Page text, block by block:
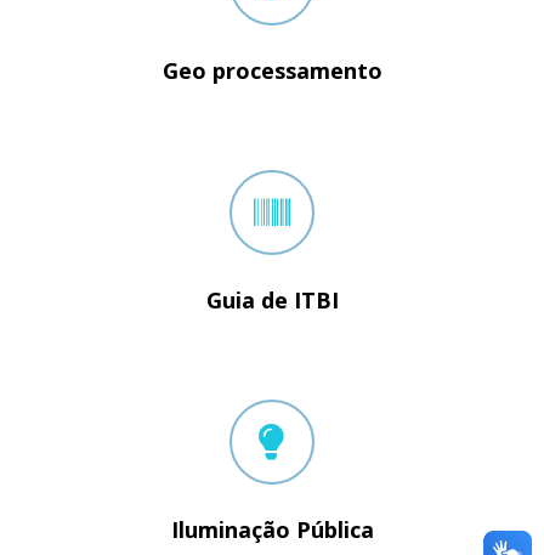
Geo processamento
Guia de ITBI
Iluminação Pública